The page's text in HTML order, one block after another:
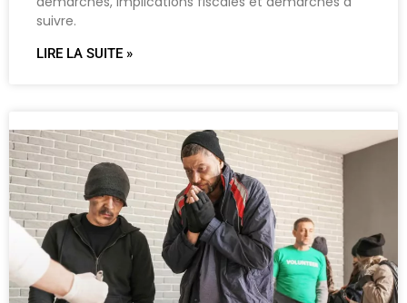
suivre.
LIRE LA SUITE »